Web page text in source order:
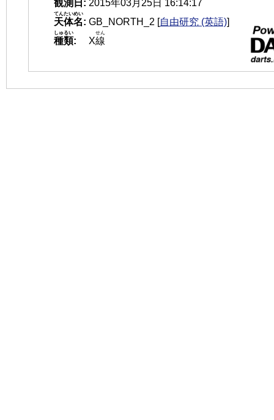
観測 日 : 2015年03月25日 16:14:17
天体名
てんたいめい
: GB_NORTH_2 [自由研究 (英語)]
種類
しゅるい
: X線
せん